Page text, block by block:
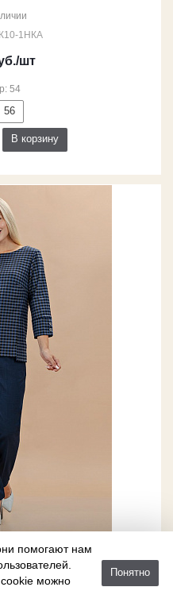
1НКА
/шт
54
56
В корзину
помогают нам
можно
Понятно